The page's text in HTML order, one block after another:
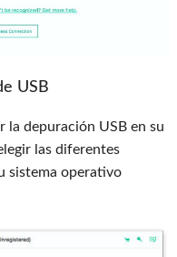
USB
la depuración USB en su
las diferentes
sistema operativo